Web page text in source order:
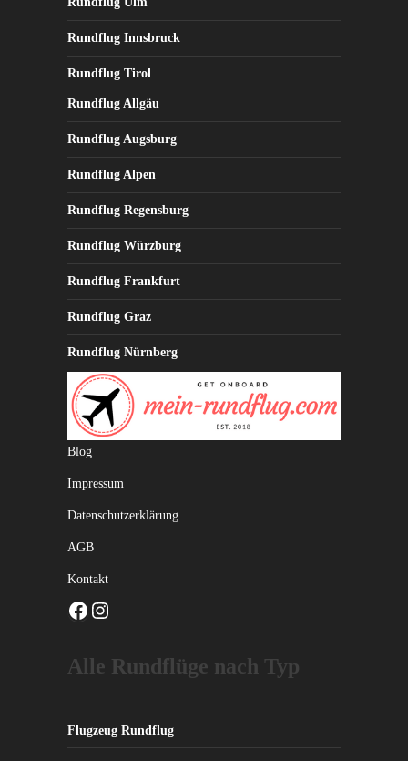
Rundflug Innsbruck
Rundflug Tirol
Rundflug Allgäu
Rundflug Augsburg
Rundflug Alpen
Rundflug Regensburg
Rundflug Würzburg
Rundflug Frankfurt
Rundflug Graz
Rundflug Nürnberg
Blog
Impressum
Datenschutzerklärung
AGB
Kontakt
Facebook
Alle Rundflüge nach Typ
Flugzeug Rundflug